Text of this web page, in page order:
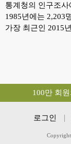
통계청의 인구조
1985년에는 2,203
가장 최근인 2015
100만 회
로그인